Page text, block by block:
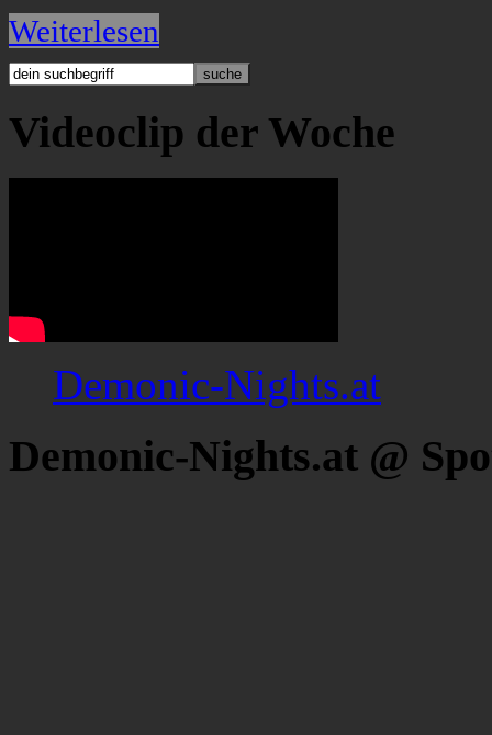
Weiterlesen
Videoclip der Woche
Demonic-Nights.at
Demonic-Nights.at @